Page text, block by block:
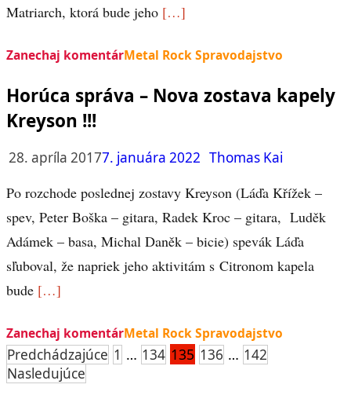
Matriarch, ktorá bude jeho […]
Zanechaj komentárMetal Rock Spravodajstvo
Horúca správa – Nova zostava kapely
Kreyson !!!
28. apríla 20177. januára 2022 Thomas Kai
Po rozchode poslednej zostavy Kreyson (Láďa Křížek –
spev, Peter Boška – gitara, Radek Kroc – gitara, Luděk
Adámek – basa, Michal Daněk – bicie) spevák Láďa
sľuboval, že napriek jeho aktivitám s Citronom kapela
bude […]
Zanechaj komentárMetal Rock Spravodajstvo
Stránkovanie
príspevkov
Predchádzajúce 1 … 134 135 136 … 142
Nasledujúce